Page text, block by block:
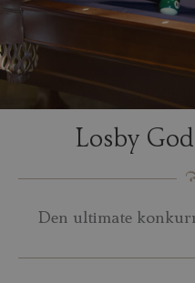
Losby
Den ultimate